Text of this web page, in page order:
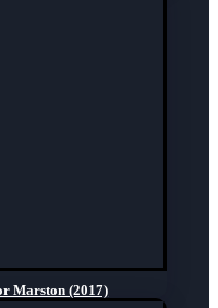
Marston (2017)